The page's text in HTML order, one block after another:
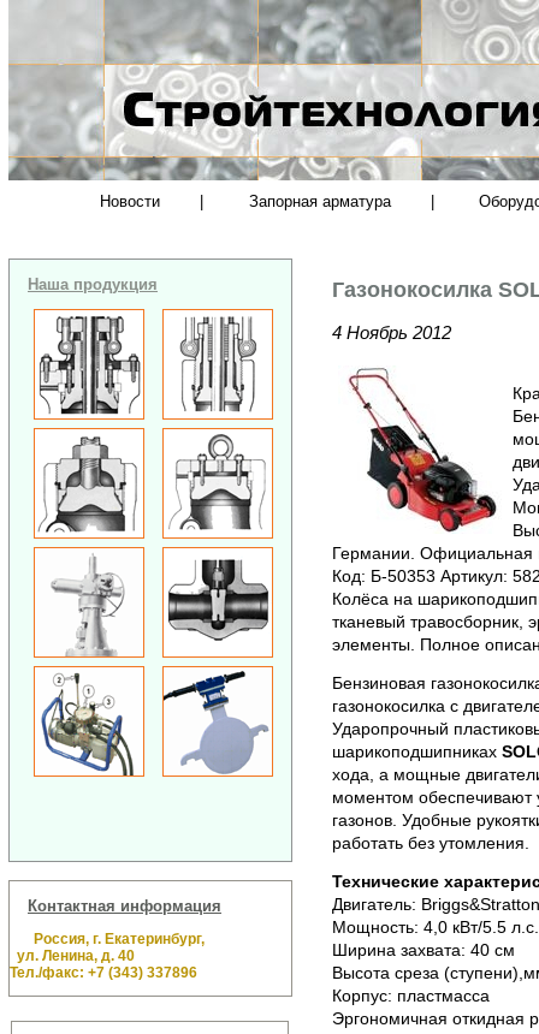
Новости Запорная арматура
Наша продукция
Контактная информация
Россия, г. Екатеринбург,
ул. Ленина, д. 40
Тел./факс: +7 (343) 337896
Газонокосилка
4 Ноябрь 2012
Германии. Официальная
Код: Б-50353 Артикул:
Колёса на
тканевый травосборник,
элементы. Полное
Бензиновая
газонокосилка с
Ударопрочный
шарикоподшипниках
хода, а мощные
моментом обеспечивают
газонов. Удобные
работать без утомления.
Технические
Двигатель:
Мощность: 4,0 кВт/5.5 л.с.
Ширина захвата: 40 см
Высота среза
Корпус: пластмасса
Эргономичная откидная